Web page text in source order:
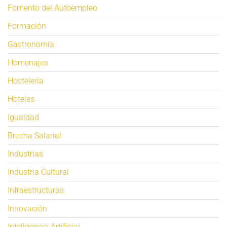
Fomento del Autoempleo
Formación
Gastronomía
Homenajes
Hostelería
Hoteles
Igualdad
Brecha Salarial
Industrias
Industria Cultural
Infraestructuras
Innovación